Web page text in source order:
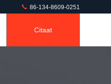
86-134-8609-0251
Citaat